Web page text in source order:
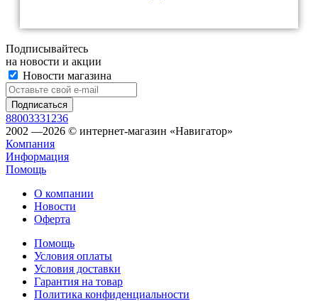
Подписывайтесь
на новости и акции
Новости магазина
88003331236
2002 —2026 © интернет-магазин «Навигатор»
Компания
Информация
Помощь
О компании
Новости
Оферта
Помощь
Условия оплаты
Условия доставки
Гарантия на товар
Политика конфиденциальности